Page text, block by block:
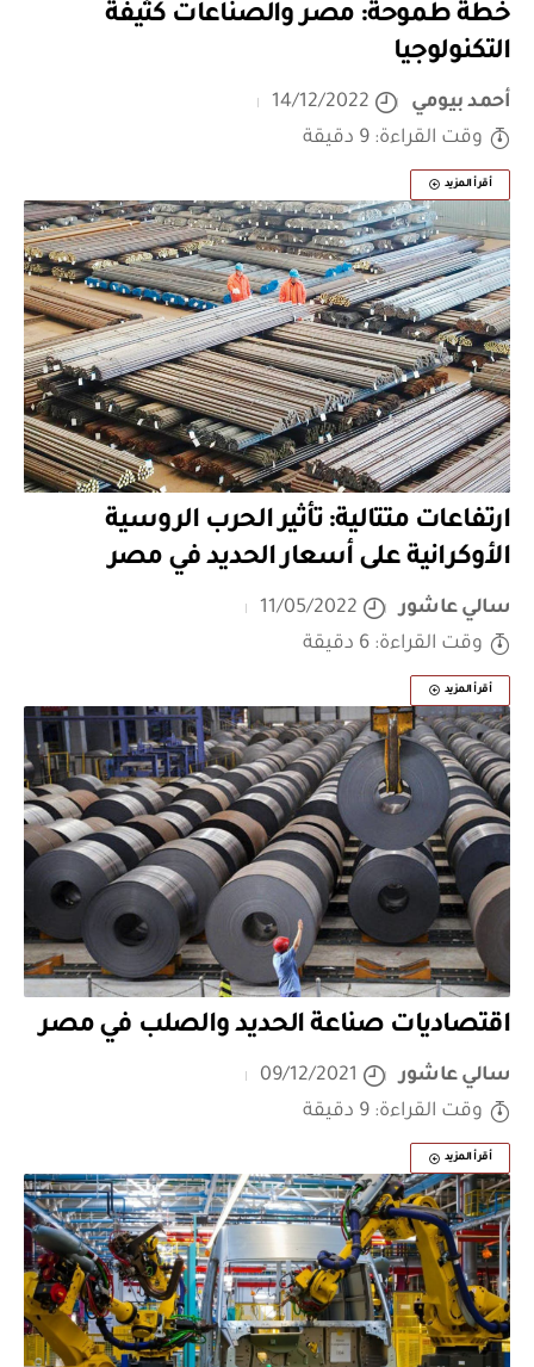
خطة طموحة: مصر والصناعات كثيفة
التكنولوجيا
أحمد بيومي
14/12/2022
وقت القراءة: 9 دقيقة
أقرأ المزيد
ارتفاعات متتالية: تأثير الحرب الروسية
الأوكرانية على أسعار الحديد في مصر
سالي عاشور
11/05/2022
وقت القراءة: 6 دقيقة
أقرأ المزيد
اقتصاديات صناعة الحديد والصلب في مصر
سالي عاشور
09/12/2021
وقت القراءة: 9 دقيقة
أقرأ المزيد